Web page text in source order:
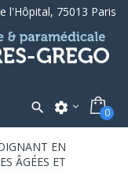
l'Hôpital, 75013 Paris
 settings 0
EN
ÂGÉES ET